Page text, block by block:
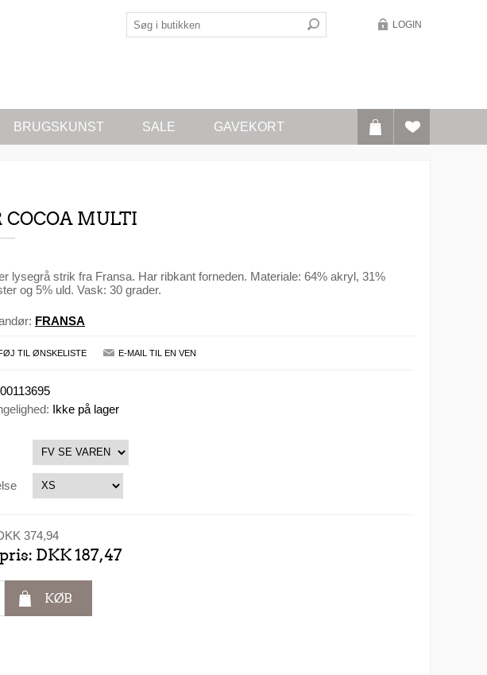
LOGIN
BRUGSKUNST SALE GAVEKORT
COCOA MULTI
lysegrå strik fra Fransa. Har ribkant forneden. Materiale: 64% akryl, 31%
og 5% uld. Vask: 30 grader.
FRANSA
TIL ØNSKELISTE E-MAIL TIL EN VEN
00113695
Ikke på lager
374,94
DKK 187,47
KØB